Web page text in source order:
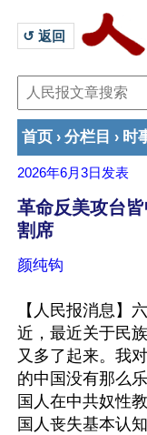
↺ 返回
首页 › 分栏目 › 时
2026年6月3日 发表
革命反美攻台
割席
颜纯钩
【人民报消息】
近，最近关于民
又多了起来。我
的中国没有那么
国人在中共奴性
国人丧失基本认